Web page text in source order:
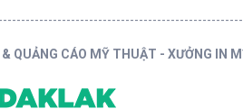
& QUẢNG CÁO MỸ THUẬT - XƯỞNG IN